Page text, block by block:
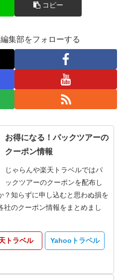
コピー
集部をフォローする
お得になる！パックツアーの
クーポン情報
じゃらんや楽天トラベルではパ
ックツアーのクーポンを配布し
？知らずに申し込むと思わぬ損を
社のクーポン情報をまとめまし
トラベル Yahooトラベル